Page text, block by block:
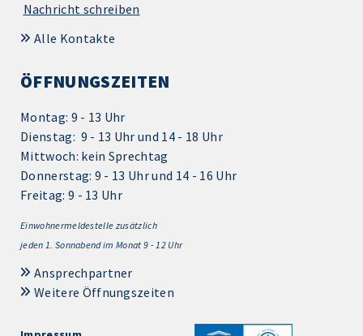
Nachricht schreiben
Alle Kontakte
ÖFFNUNGSZEITEN
Montag: 9 - 13 Uhr
Dienstag: 9 - 13 Uhr und 14 - 18 Uhr
Mittwoch: kein Sprechtag
Donnerstag: 9 - 13 Uhr und 14 - 16 Uhr
Freitag: 9 - 13 Uhr
Einwohnermeldestelle zusätzlich
jeden 1. Sonnabend im Monat 9 - 12 Uhr
Ansprechpartner
Weitere Öffnungszeiten